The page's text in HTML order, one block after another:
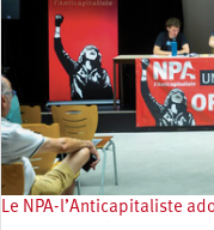
Le NPA-l’Anticapitaliste